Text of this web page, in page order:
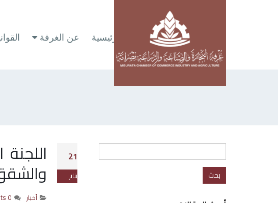
الرئيسية عن الغرفة
21
يناير
أخبار 0 Comments
البحث
عن: